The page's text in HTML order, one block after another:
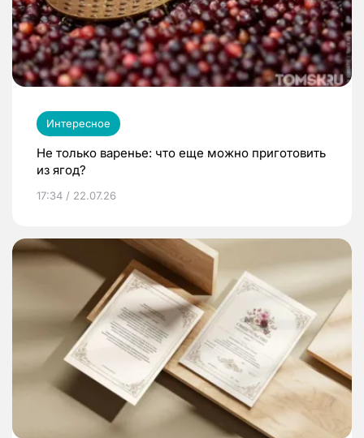
Интересное
Не только варенье: что еще можно приготовить
из ягод?
17:34 / 22.07.26